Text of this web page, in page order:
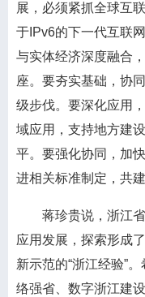
展，必须紧抓全球互
于IPv6的下一代互联
与实体经济深度融合
座。要夯实基础，协
级步伐。要深化应用
域应用，支持地方建
平。要强化协同，加
进相关标准制定，共
蒋珍贵说，浙江
应用发展，探索形成
新示范的“浙江经验”
络强省、数字浙江建